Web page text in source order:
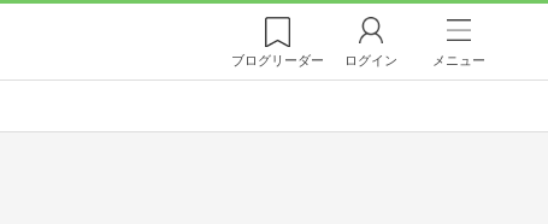
ブログリーダー ログイン メニュー